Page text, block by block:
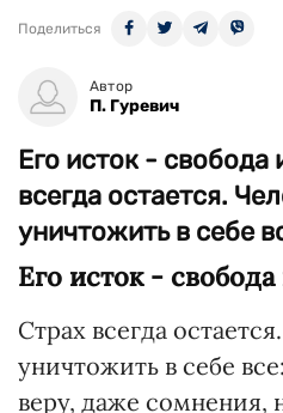
Поделиться
Автор
П. Гуревич
Его исток - свобода
всегда остается.
уничтожить в себе
Его исток -
Страх всегда
уничтожить в себе
веру, даже сомнения,